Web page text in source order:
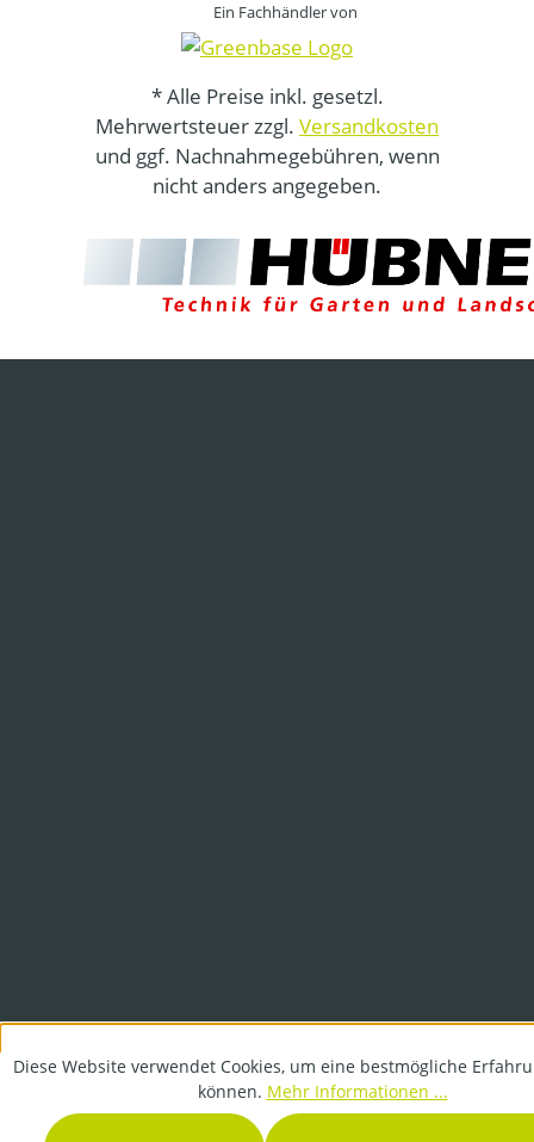
Ein Fachhändler von
* Alle Preise inkl. gesetzl.
Mehrwertsteuer zzgl. Versandkosten
und ggf. Nachnahmegebühren, wenn
nicht anders angegeben.
Diese Website verwendet Cookies, um eine bestmögliche
können. Mehr Informationen ...